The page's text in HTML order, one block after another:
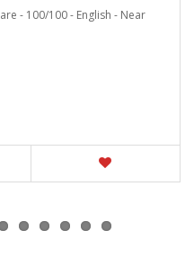
- 100/100 - English - Near